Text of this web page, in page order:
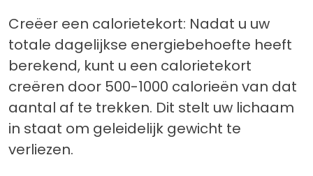
Creëer een calorietekort: Nadat u uw
totale dagelijkse energiebehoefte heeft
berekend, kunt u een calorietekort
creëren door 500-1000 calorieën van dat
aantal af te trekken. Dit stelt uw lichaam
in staat om geleidelijk gewicht te
verliezen.